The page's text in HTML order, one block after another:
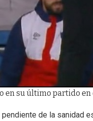
su último partido en
de la sanidad